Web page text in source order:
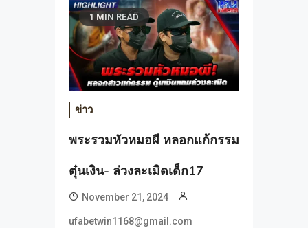
1 MIN READ
ข่าว
พระรวมหัวหมอผี หลอกแก้กรรม
ตุ๋นเงิน- ล่วงละเมิดเด็ก17
November 21, 2024
ufabetwin1168@gmail.com